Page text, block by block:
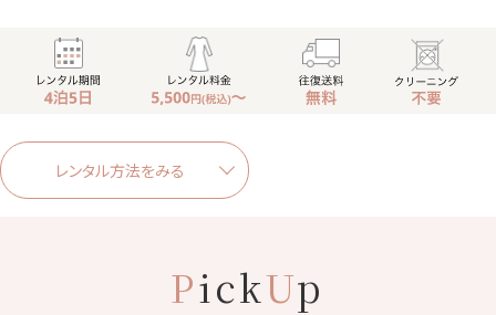
レンタル方法をみる
PickUp